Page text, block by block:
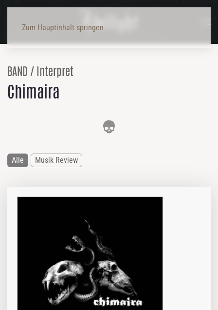
Zum Hauptinhalt springen
BAND / Interpret
Chimaira
Alle Musik Review